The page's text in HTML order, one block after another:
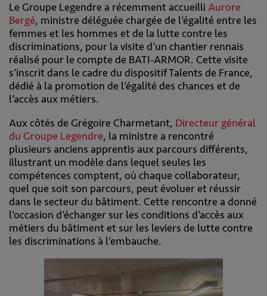
Le Groupe Legendre a récemment accueilli Aurore
Bergé, ministre déléguée chargée de l’égalité entre les
femmes et les hommes et de la lutte contre les
discriminations, pour la visite d’un chantier rennais
réalisé pour le compte de BATI-ARMOR. Cette visite
s’inscrit dans le cadre du dispositif Talents de France,
dédié à la promotion de l’égalité des chances et de
l’accès aux métiers.
Aux côtés de Grégoire Charmetant, Directeur général
du Groupe Legendre, la ministre a rencontré
plusieurs anciens apprentis aux parcours différents,
illustrant un modèle dans lequel seules les
compétences comptent, où chaque collaborateur,
quel que soit son parcours, peut évoluer et réussir
dans le secteur du bâtiment. Cette rencontre a donné
l’occasion d’échanger sur les conditions d’accès aux
métiers du bâtiment et sur les leviers de lutte contre
les discriminations à l’embauche.